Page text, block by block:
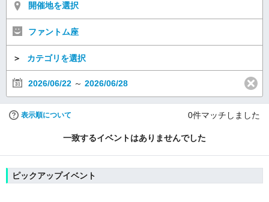
開催地を選択
ファントム座
＞ カテゴリを選択
2026/06/22 ～ 2026/06/28
表示順について 0件マッチしました
一致するイベントはありませんでした
ピックアップイベント